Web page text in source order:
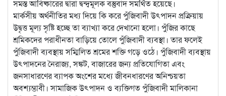
সমস্ত আবিষ্কারের দ্বারা দ্বন্দ্বমূলক বস্তুবাদ সমর্থিত হয়েছে।
মার্কসীয় অর্থনীতির মধ্য দিয়ে কি করে পুঁজিবাদী উৎপাদন প্রক্রিয়ায়
উদ্বৃত্ত মূল্য সৃষ্টি হচ্ছে তা ব্যাখ্যা করে দেখানো হলো। পুঁজির কাছে
শ্রমিকদের পরাধীনতা বাড়িয়ে তোলে পুঁজিবাদী ব্যবস্থা। তার ফলেই
পুঁজিবাদী ব্যবস্থায় সম্মিলিত শ্রমের শক্তি গড়ে ওঠে। পুঁজিবাদী ব্যবস্থায়
উৎপাদনের নৈরাজ্য, সঙ্কট, বাজারের জন্য প্রতিযোগিতা এবং
জনসাধারণের ব্যাপক অংশের মধ্যে জীবনধারণের অনিশ্চয়তা
অবশ্যম্ভাবী। সামাজিক উৎপাদন ও ব্যক্তিগত পুঁজিবাদী মালিকানা